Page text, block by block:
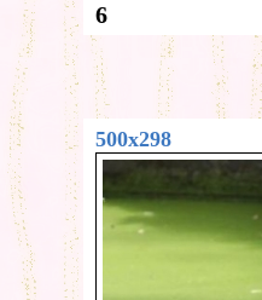
6
500x298